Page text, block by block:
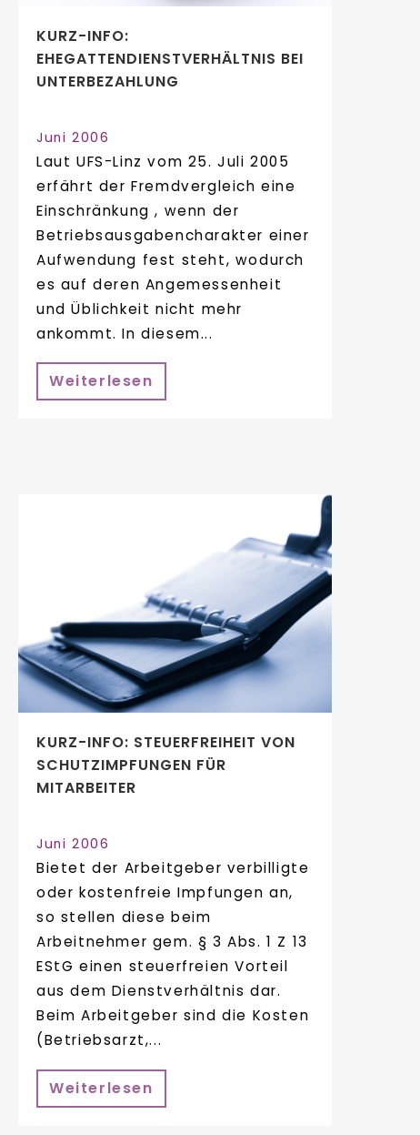
KURZ-INFO:
EHEGATTENDIENSTVERHÄLTNIS BEI
UNTERBEZAHLUNG
Juni 2006
Laut UFS-Linz vom 25. Juli 2005
erfährt der Fremdvergleich eine
Einschränkung , wenn der
Betriebsausgabencharakter einer
Aufwendung fest steht, wodurch
es auf deren Angemessenheit
und Üblichkeit nicht mehr
ankommt. In diesem...
Weiterlesen
KURZ-INFO: STEUERFREIHEIT VON
SCHUTZIMPFUNGEN FÜR
MITARBEITER
Juni 2006
Bietet der Arbeitgeber verbilligte
oder kostenfreie Impfungen an,
so stellen diese beim
Arbeitnehmer gem. § 3 Abs. 1 Z 13
EStG einen steuerfreien Vorteil
aus dem Dienstverhältnis dar.
Beim Arbeitgeber sind die Kosten
(Betriebsarzt,...
Weiterlesen